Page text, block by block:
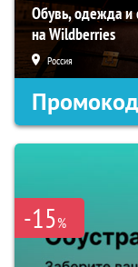
Обувь, одежда и
на Wildberries
Россия
Промокод
-15%